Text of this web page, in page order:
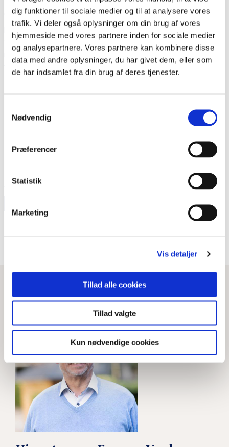
dig funktioner til sociale medier og til at analysere vores
trafik. Vi deler også oplysninger om din brug af vores
hjemmeside med vores partnere inden for sociale medier
og analysepartnere. Vores partnere kan kombinere disse
data med andre oplysninger, du har givet dem, eller som
de har indsamlet fra din brug af deres tjenester.
Nødvendig
Præferencer
Statistik
Marketing
Vis detaljer
Tillad alle cookies
Tillad valgte
Kun nødvendige cookies
"Der er grillbaren og svømmeklubben og alt det, der har
præget mig i min opvækst. Jeg vil nok altid føle en stærk
tilknytning til min hjemstavn, uanset hvor jeg ender med at slå
mig ned, og det er ikke usandsynligt, at jeg en dag igen bor
fast i Sønderjylland."
ANDRE ARTIKLER I MAGASINET